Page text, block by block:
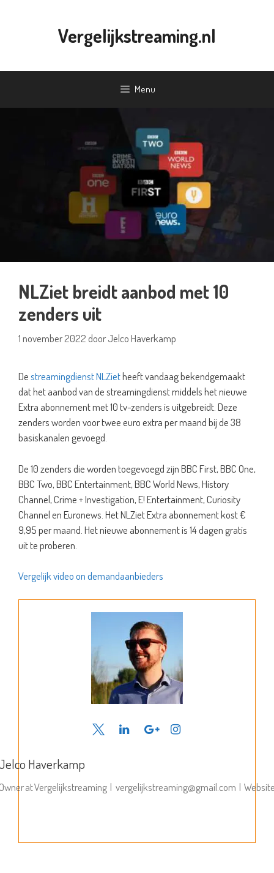
Vergelijkstreaming.nl
Menu
NLZiet breidt aanbod met 10
zenders uit
1 november 2022 doorJelco Haverkamp
Destreamingdienst NLZietheeft vandaag bekendgemaakt
dat het aanbod van de streamingdienst middels het nieuwe
Extra abonnement met 10 tv-zenders is uitgebreidt. Deze
zenders worden voor twee euro extra per maand bij de 38
basiskanalen gevoegd.
De 10 zenders die worden toegevoegd zijn BBC First, BBC One,
BBC Two, BBC Entertainment, BBC World News, History
Channel, Crime + Investigation, E! Entertainment, Curiosity
Channel en Euronews. Het NLZiet Extra abonnement kost €
9,95 per maand. Het nieuwe abonnement is 14 dagen gratis
uit te proberen.
Vergelijk video on demandaanbieders
Haverkamp
atVergelijkstreaming | vergelijkstreaming@gmail.com |